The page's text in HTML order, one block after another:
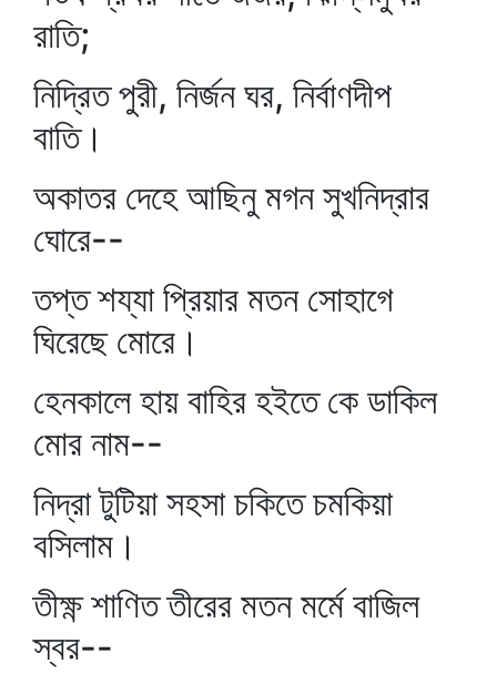
রাতি;
নিদ্রিত পুরী, নির্জন ঘর, নির্বাণদীপ
বাতি।
অকাতর দেহে আছিনু মগন সুখনিদ্রার
ঘোরে--
তপ্ত শয্যা প্রিয়ার মতন সোহাগে
ঘিরেছে মোরে।
হেনকালে হায় বাহির হইতে কে ডাকিল
মোর নাম--
নিদ্রা টুটিয়া সহসা চকিতে চমকিয়া
বসিলাম।
তীক্ষ্ণ শাণিত তীরের মতন মর্মে বাজিল
স্বর--